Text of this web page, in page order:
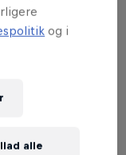
og i
alle